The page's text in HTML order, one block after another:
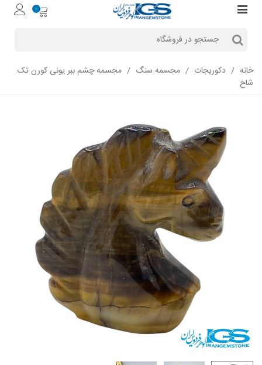
0
خانه / دکوریجات / مجسمه سنگ / مجسمه چشم ببر یونی کورن تک
شاخ